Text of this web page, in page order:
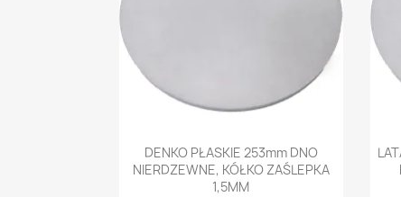
Pikakatselu
DENKO PŁASKIE 253mm DNO
NIERDZEWNE, KÓŁKO ZAŚLEPKA
1,5MM